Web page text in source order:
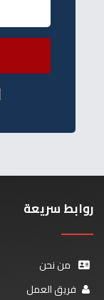
روابط سريعة
من نحن
فريق العمل